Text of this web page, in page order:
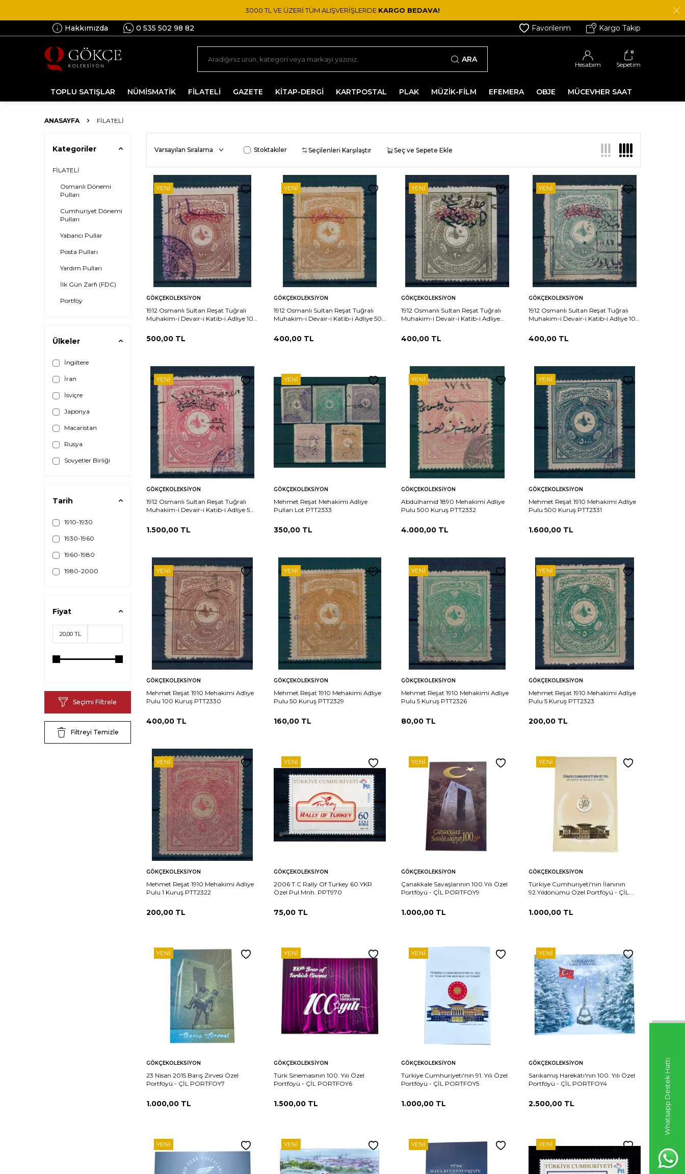
Whatsapp Destek Hattı
3000 TL VE ÜZERİ TÜM ALIŞVERİŞLERDE KARGO BEDAVA!
Hakkımızda 0 535 502 98 82 Favorilerim Kargo Takip
ARA
Hesabım
0
Sepetim
TOPLU SATIŞLAR NÜMİSMATİK FİLATELİ GAZETE KİTAP-DERGİ KARTPOSTAL PLAK MÜZİK-FİLM EFEMERA OBJE MÜCEVHER SAAT
ANASAYFA FİLATELİ
Kategoriler
FİLATELİ
Osmanlı Dönemi
Pulları
Cumhuriyet Dönemi
Pulları
Yabancı Pullar
Posta Pulları
Yardım Pulları
İlk Gün Zarfı (FDC)
Portföy
Ülkeler
İngiltere
İran
İsviçre
Japonya
Macaristan
Rusya
Sovyetler Birliği
Tarih
1910-1930
1930-1960
1960-1980
1980-2000
Fiyat
Seçimi Filtrele
Filtreyi Temizle
Stoktakiler Seçilenleri Karşılaştır Seç ve Sepete Ekle
YENI
Sepete
Ekle
GÖKÇEKOLEKSIYON
1912 Osmanlı Sultan Reşat Tuğralı
Muhakim-i Devair-i Katib-i Adliye 100
500,00 TL
YENI
Sepete
Ekle
GÖKÇEKOLEKSIYON
1912 Osmanlı Sultan Reşat Tuğralı
Muhakim-i Devair-i Katib-i Adliye 50
400,00 TL
YENI
Sepete
Ekle
GÖKÇEKOLEKSIYON
1912 Osmanlı Sultan Reşat Tuğralı
Muhakim-i Devair-i Katib-i Adliye
400,00 TL
YENI
Sepete
Ekle
GÖKÇEKOLEKSIYON
1912 Osmanlı Sultan Reşat Tuğralı
Muhakim-i Devair-i Katib-i Adliye 10
400,00 TL
YENI
Sepete
Ekle
GÖKÇEKOLEKSIYON
1912 Osmanlı Sultan Reşat Tuğralı
Muhakim-i Devair-i Katib-i Adliye 5
1.500,00 TL
YENI
Sepete
Ekle
GÖKÇEKOLEKSIYON
Mehmet Reşat Mehakimi Adliye
Pulları Lot PTT2333
350,00 TL
YENI
Sepete
Ekle
GÖKÇEKOLEKSIYON
Abdülhamid 1890 Mehakimi Adliye
Pulu 500 Kuruş PTT2332
4.000,00 TL
YENI
Sepete
Ekle
GÖKÇEKOLEKSIYON
Mehmet Reşat 1910 Mehakimi Adliye
Pulu 500 Kuruş PTT2331
1.600,00 TL
YENI
Sepete
Ekle
GÖKÇEKOLEKSIYON
Mehmet Reşat 1910 Mehakimi Adliye
Pulu 100 Kuruş PTT2330
400,00 TL
YENI
Sepete
Ekle
GÖKÇEKOLEKSIYON
Mehmet Reşat 1910 Mehakimi Adliye
Pulu 50 Kuruş PTT2329
160,00 TL
YENI
Sepete
Ekle
GÖKÇEKOLEKSIYON
Mehmet Reşat 1910 Mehakimi Adliye
Pulu 5 Kuruş PTT2326
80,00 TL
YENI
Sepete
Ekle
GÖKÇEKOLEKSIYON
Mehmet Reşat 1910 Mehakimi Adliye
Pulu 5 Kuruş PTT2323
200,00 TL
YENI
Sepete
Ekle
GÖKÇEKOLEKSIYON
Mehmet Reşat 1910 Mehakimi Adliye
Pulu 1 Kuruş PTT2322
200,00 TL
YENI
Sepete
Ekle
GÖKÇEKOLEKSIYON
2006 T.C Rally Of Turkey 60 YKR
Özel Pul Mnh. PPT970
75,00 TL
YENI
Sepete
Ekle
GÖKÇEKOLEKSIYON
Çanakkale Savaşlarının 100.Yılı Özel
Portföyü - ÇİL PORTFOY9
1.000,00 TL
YENI
Sepete
Ekle
GÖKÇEKOLEKSIYON
Türkiye Cumhuriyeti'nin İlanının
92.Yıldönümü Özel Portföyü - ÇİL
1.000,00 TL
YENI
Sepete
Ekle
GÖKÇEKOLEKSIYON
23 Nisan 2015 Barış Zirvesi Özel
Portföyü - ÇİL PORTFOY7
1.000,00 TL
YENI
Sepete
Ekle
GÖKÇEKOLEKSIYON
Türk Sinemasının 100. Yılı Özel
Portföyü - ÇİL PORTFOY6
1.500,00 TL
YENI
Sepete
Ekle
GÖKÇEKOLEKSIYON
Türkiye Cumhuriyeti'nin 91. Yılı Özel
Portföyü - ÇİL PORTFOY5
1.000,00 TL
YENI
Sepete
Ekle
GÖKÇEKOLEKSIYON
Sarıkamış Harekâtı'nın 100. Yılı Özel
Portföyü - ÇİL PORTFOY4
2.500,00 TL
YENI YENI YENI YENI